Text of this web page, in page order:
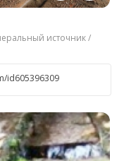
источник /
id605396309